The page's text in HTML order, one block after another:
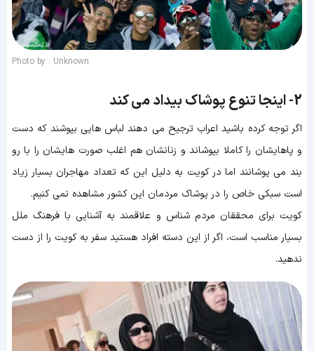
Photo by : Unknown
2- اینجا تنوع پوشاک بیداد می کند
اگر توجه کرده باشید اعراب ترجیح می دهند لباس هایی بپوشند که دست
و پاهایشان را کاملا بپوشاند و زنانشان هم اغلب صورت هایشان را با رو
بند می پوشانند اما در کویت به دلیل این که تعداد مهاجران بسیار زیاد
است سبکی خاص را در پوشاک مردمان این کشور مشاهده نمی کنیم.
کویت برای محققان مردم شناس و علاقمند به آشنایی با فرهنگ ملل
بسیار مناسب است، اگر از این دسته افراد هستید سفر به کویت را از دست
ندهید.